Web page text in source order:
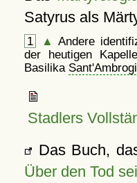
Satyrus als
1 ▲ Andere
der heutigen
Basilika
Stadlers
Das Buch,
Über den Tod